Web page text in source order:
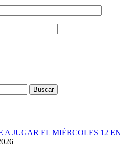
JUGAR EL MIÉRCOLES 12 EN